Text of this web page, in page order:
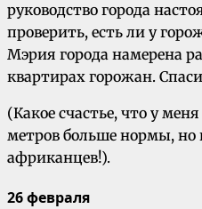
руководство города
проверить, есть ли у
Мэрия города намерена
квартирах горожан.
(Какое счастье, что у
метров больше нормы, но
африканцев!).
26 февраля